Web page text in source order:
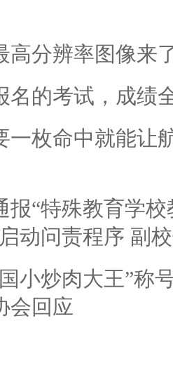
高分辨率图像来
名的考试，成绩
一枚命中就能让
报“特殊教育学
动问责程序 副
小炒肉大王”称
会回应